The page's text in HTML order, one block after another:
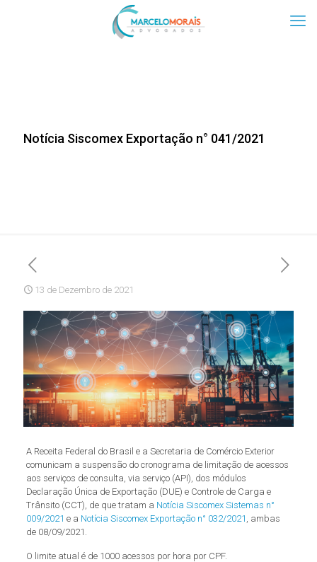
Notícia Siscomex Exportação n° 041/2021
13 de Dezembro de 2021
A Receita Federal do Brasil e a Secretaria de Comércio Exterior
comunicam a suspensão do cronograma de limitação de acessos
aos serviços de consulta, via serviço (API), dos módulos
Declaração Única de Exportação (DUE) e Controle de Carga e
Trânsito (CCT), de que tratam a Notícia Siscomex Sistemas n°
009/2021 e a Notícia Siscomex Exportação n° 032/2021 , ambas
de 08/09/2021.
O limite atual é de 1000 acessos por hora por CPF.